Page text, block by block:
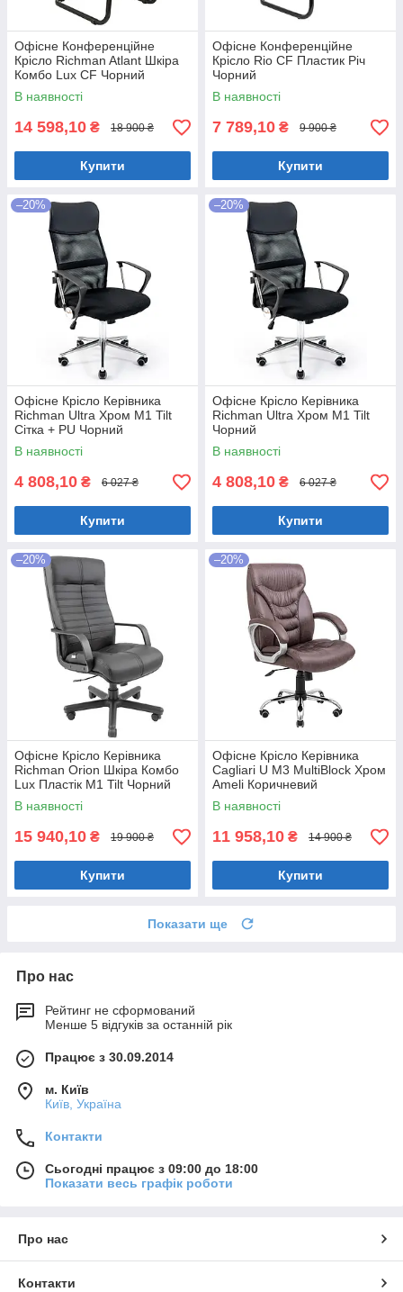
Офісне Конференційне
Крісло Richman Atlant Шкіра
Комбо Lux CF Чорний
В наявності
14 598,10 ₴ 18 900 ₴
Купити
Офісне Конференційне
Крісло Rio CF Пластик Річ
Чорний
В наявності
7 789,10 ₴ 9 900 ₴
Купити
–20%
Офісне Крісло Керівника
Richman Ultra Хром М1 Tilt
Сітка + PU Чорний
В наявності
4 808,10 ₴ 6 027 ₴
Купити
–20%
Офісне Крісло Керівника
Richman Ultra Хром М1 Tilt
Чорний
В наявності
4 808,10 ₴ 6 027 ₴
Купити
–20%
Офісне Крісло Керівника
Richman Orion Шкіра Комбо
Lux Пластік М1 Tilt Чорний
В наявності
15 940,10 ₴ 19 900 ₴
Купити
–20%
Офісне Крісло Керівника
Cagliari U М3 MultiBlock Хром
Ameli Коричневий
В наявності
11 958,10 ₴ 14 900 ₴
Купити
Показати ще
Про нас
Рейтинг не сформований
Менше 5 відгуків за останній рік
Працює з 30.09.2014
м. Київ
Київ, Україна
Контакти
Сьогодні працює з 09:00 до 18:00
Показати весь графік роботи
Про нас
Контакти